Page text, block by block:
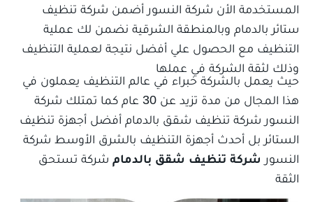
المستخدمة الأن شركة النسور أضمن شركة تنظيف
ستائر بالدمام وبالمنطقة الشرقية نضمن لك عملية
التنظيف مع الحصول علي أفضل نتيجة لعملية التنظيف
وذلك لثقة الشركة في عملها
حيث يعمل بالشركة خبراء في عالم التنظيف يعملون في
هذا المجال من مدة تزيد عن 30 عام كما تمتلك شركة
النسور شركة تنظيف شقق بالدمام أفضل أجهزة تنظيف
الستائر بل أحدث أجهزة التنظيف بالشرق الأوسط شركة
النسور شركة تنظيف شقق بالدمام شركة تستحق
الثقة